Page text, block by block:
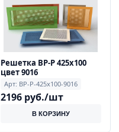
Решетка ВР-Р 425х100
цвет 9016
Арт: ВР-Р-425x100-9016
2196 руб./шт
В КОРЗИНУ